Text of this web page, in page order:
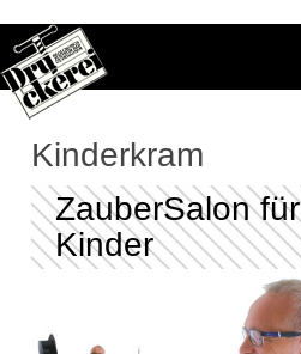
Kinderkram
ZauberSalon für
Kinder